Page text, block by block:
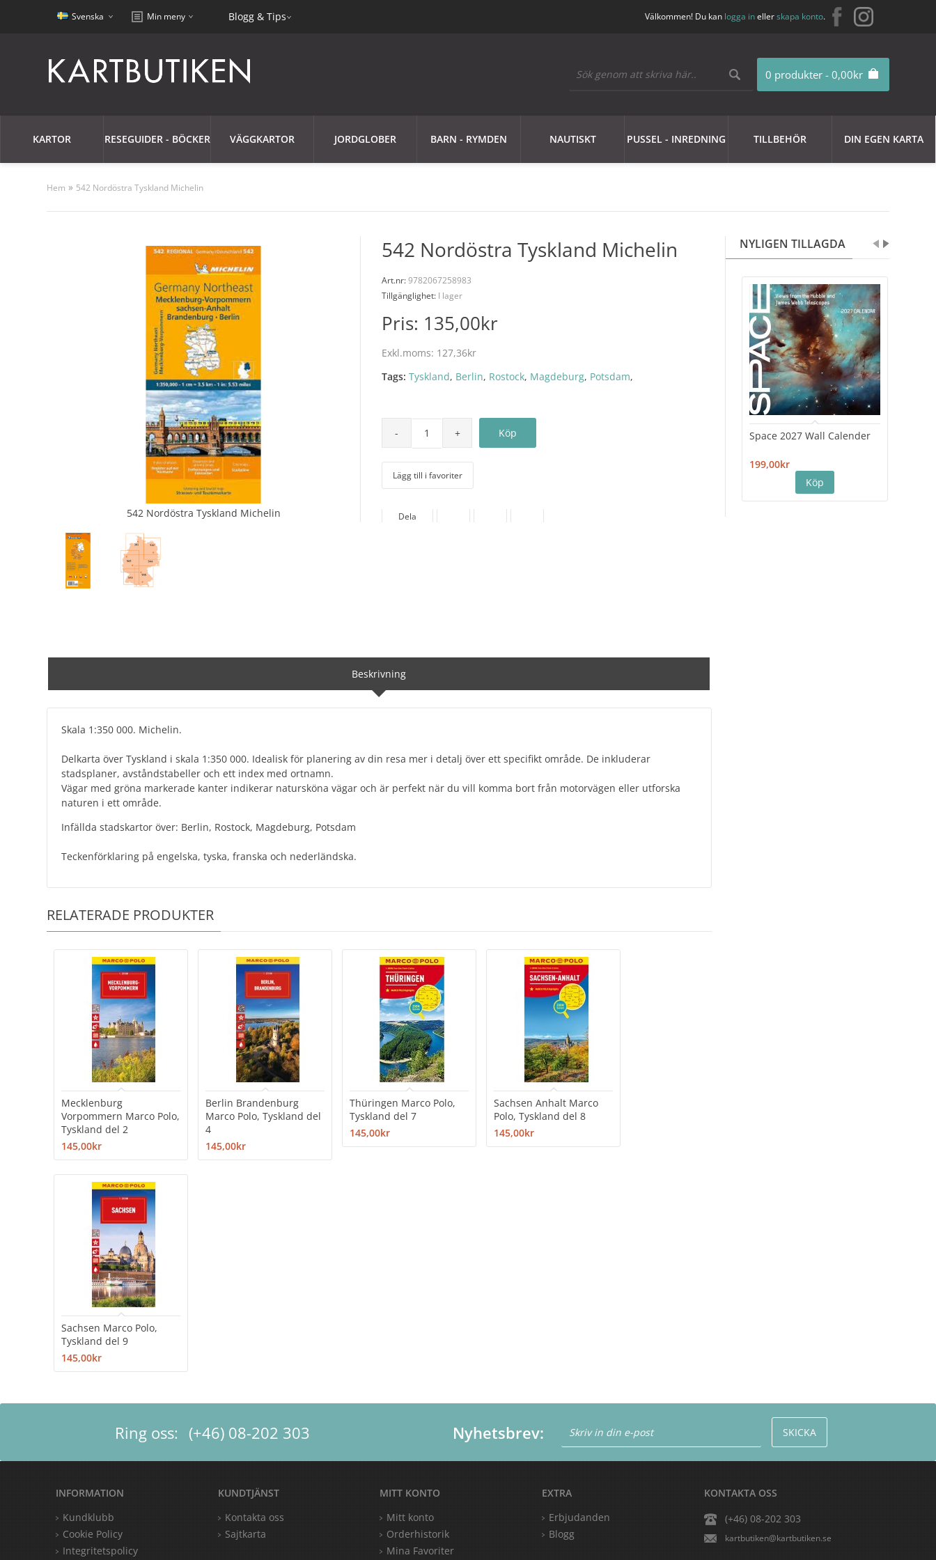
Svenska Min meny Blogg & Tips Välkommen! Du kan logga inellerskapa konto.
0 produkter - 0,00kr
KARTOR RESEGUIDER - BÖCKER VÄGGKARTOR JORDGLOBER BARN - RYMDEN NAUTISKT PUSSEL - INREDNING TILLBEHÖR DIN EGEN KARTA
Hem » 542 Nordöstra Tyskland Michelin
NYLIGEN TILLAGDA
Space 2027 Wall Calender
199,00kr
542 Nordöstra Tyskland Michelin
542 Nordöstra Tyskland Michelin
Art.nr:9782067258983
Tillgänglighet: I lager
Pris: 135,00kr
Exkl.moms: 127,36kr
Tags: Tyskland, Berlin, Rostock, Magdeburg, Potsdam,
Lägg till i favoriter
Dela
Beskrivning
Skala 1:350 000. Michelin.
Delkarta över Tyskland i skala 1:350 000. Idealisk för planering av din resa mer i detalj över ett specifikt område. De inkluderar
stadsplaner, avståndstabeller och ett index med ortnamn.
Vägar med gröna markerade kanter indikerar natursköna vägar och är perfekt när du vill komma bort från motorvägen eller utforska
naturen i ett område.
Infällda stadskartor över: Berlin, Rostock, Magdeburg, Potsdam
Teckenförklaring på engelska, tyska, franska och nederländska.
RELATERADE PRODUKTER
Mecklenburg
Vorpommern Marco Polo,
Tyskland del 2
145,00kr
Berlin Brandenburg
Marco Polo, Tyskland del
4
145,00kr
Thüringen Marco Polo,
Tyskland del 7
145,00kr
Sachsen Anhalt Marco
Polo, Tyskland del 8
145,00kr
Sachsen Marco Polo,
Tyskland del 9
145,00kr
Ring oss: (+46) 08-202 303 Nyhetsbrev:
KONTAKTA OSS
(+46) 08-202 303
kartbutiken@kartbutiken.se
EXTRA
Erbjudanden
Blogg
MITT KONTO
Mitt konto
Orderhistorik
Mina Favoriter
KUNDTJÄNST
Kontakta oss
Sajtkarta
INFORMATION
Kundklubb
Cookie Policy
Integritetspolicy